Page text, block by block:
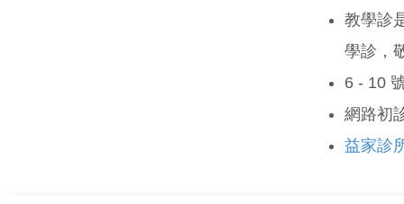
教學診
學診，
6 - 10
網路初
益家診